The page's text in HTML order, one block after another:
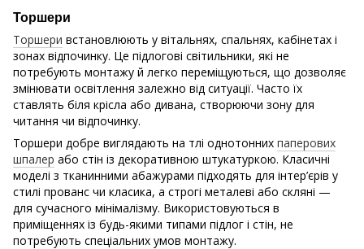
Торшери
Торшери встановлюють у вітальнях, спальнях, кабінетах і
зонах відпочинку. Це підлогові світильники, які не
потребують монтажу й легко переміщуються, що дозволяє
змінювати освітлення залежно від ситуації. Часто їх
ставлять біля крісла або дивана, створюючи зону для
читання чи відпочинку.
Торшери добре виглядають на тлі однотонних паперових
шпалер або стін із декоративною штукатуркою. Класичні
моделі з тканинними абажурами підходять для інтер’єрів у
стилі прованс чи класика, а строгі металеві або скляні —
для сучасного мінімалізму. Використовуються в
приміщеннях із будь-якими типами підлог і стін, не
потребують спеціальних умов монтажу.